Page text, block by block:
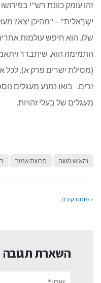
זהו עומק כוונת רש"י
יִשְׂרְאֵלִית" – "מהיכן יצא?
שלו. הוא חיפש עולמות
התמימה הוא, שיתברר
(מסילת ישרים פרק א). לכל
זרים. בואו נמנע מעגלים
מעגלים של בעלי זהויות.
והאיש משה פרשת אמור
« פוסט קודם
השארת תגובה